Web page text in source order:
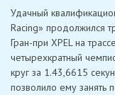
Удачный
Racing» продолжился
Гран-при XPEL на
четырехкратный
круг за 1.43,6615
позволило ему занять